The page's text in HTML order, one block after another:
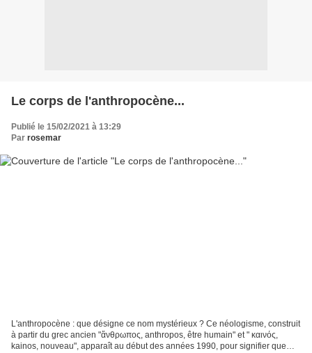
Le corps de l'anthropocène...
Publié le 15/02/2021 à 13:29
Par rosemar
L'anthropocène : que désigne ce nom mystérieux ? Ce néologisme, construit
à partir du grec ancien "ἄνθρωπος, anthropos, être humain" et " καινός,
kainos, nouveau", apparaît au début des années 1990, pour signifier que